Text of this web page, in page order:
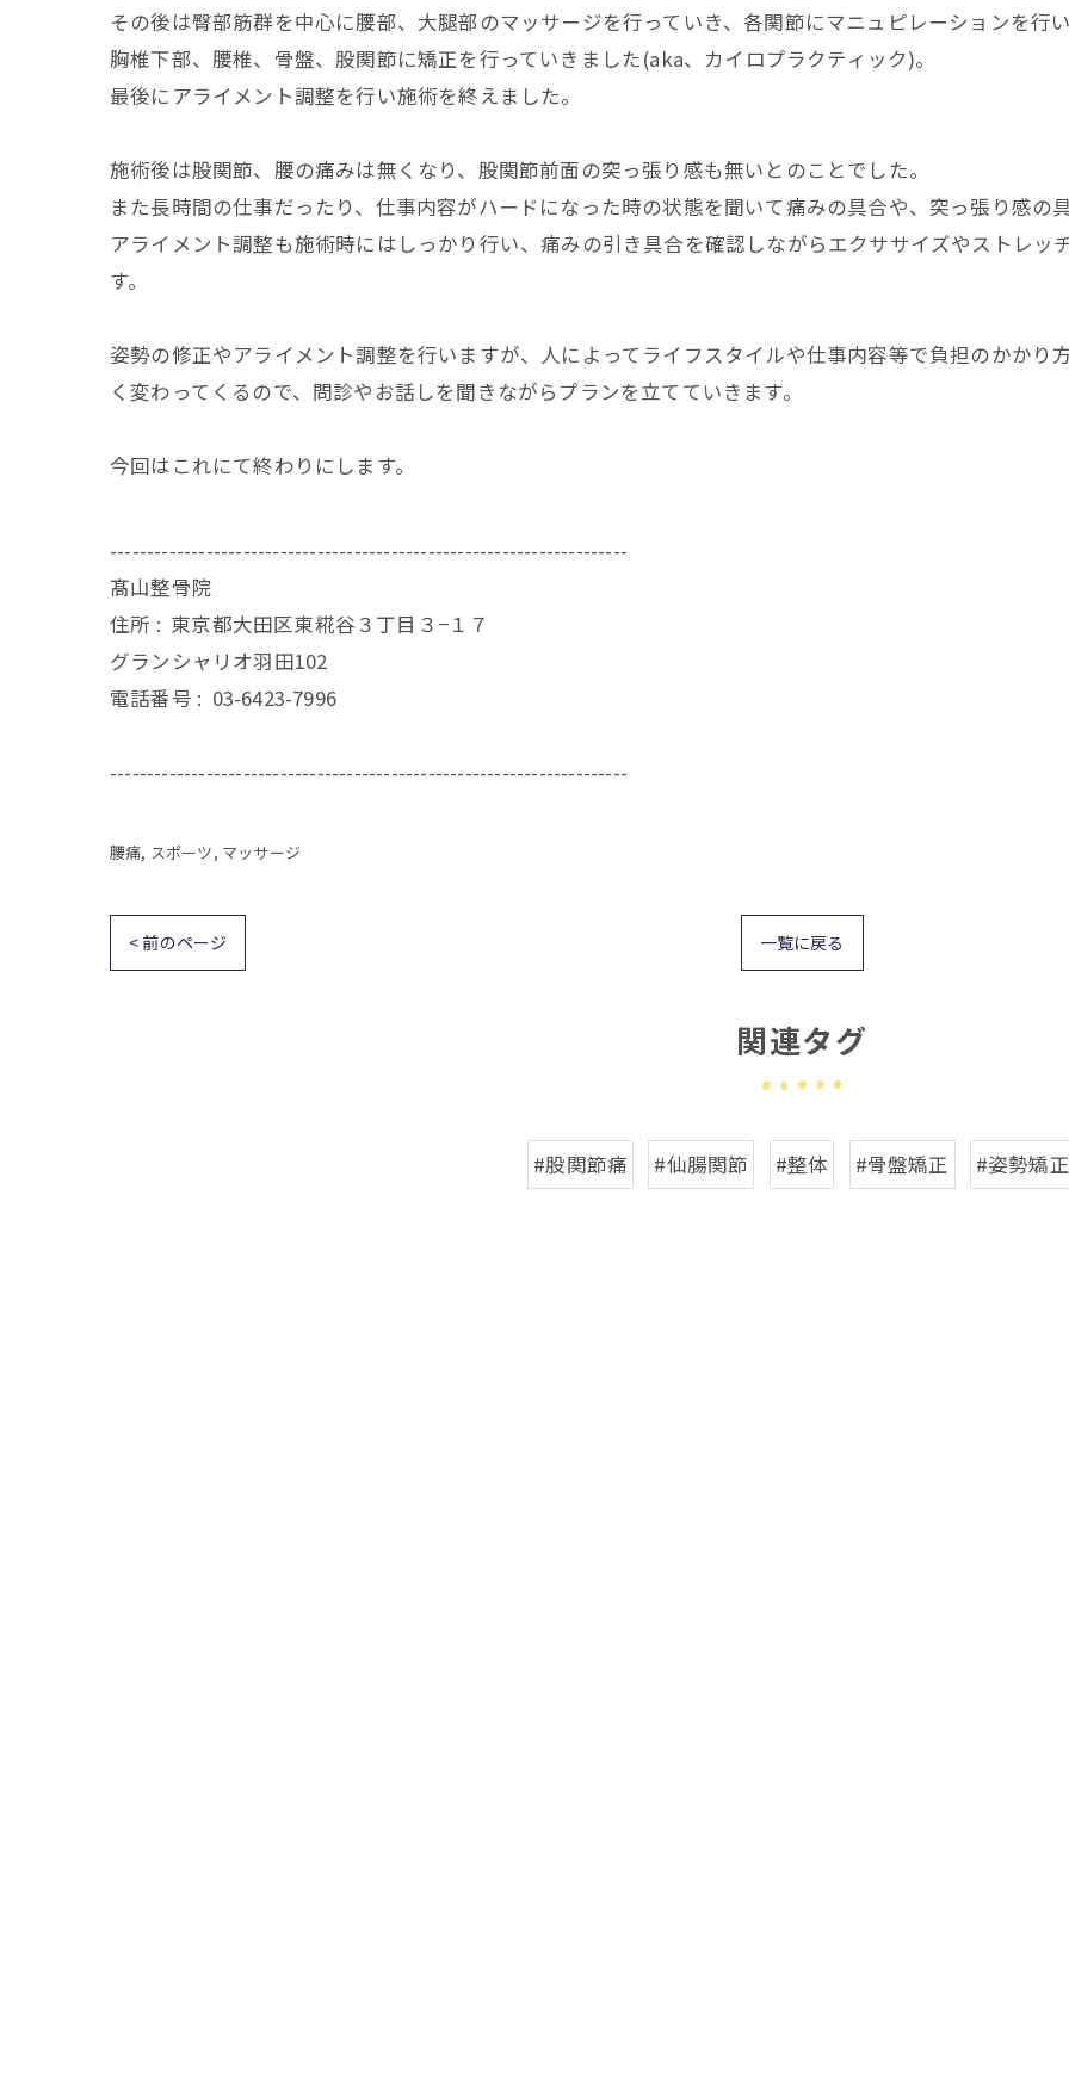
その後は臀部筋群を中心に腰部、大腿部のマッサージを行っていき、各関節にマニュピレーションを行い
胸椎下部、腰椎、骨盤、股関節に矯正を行っていきました(aka、カイロプラクティック)。
最後にアライメント調整を行い施術を終えました。
施術後は股関節、腰の痛みは無くなり、股関節前面の突っ張り感も無いとのことでした。
また長時間の仕事だったり、仕事内容がハードになった時の状態を聞いて痛みの具合や、突っ張り感の
アライメント調整も施術時にはしっかり行い、痛みの引き具合を確認しながらエクササイズやストレッ
す。
姿勢の修正やアライメント調整を行いますが、人によってライフスタイルや仕事内容等で負担のかかり
く変わってくるので、問診やお話しを聞きながらプランを立てていきます。
今回はこれにて終わりにします。
----------------------------------------------------------------------
髙山整骨院
住所 : 東京都大田区東糀谷３丁目３−１７
グランシャリオ羽田102
電話番号 : 03-6423-7996
----------------------------------------------------------------------
腰痛 スポーツ マッサージ
< 前のページ 一覧に戻る
関連タグ
#股関節痛 #仙腸関節 #整体 #骨盤矯正 #姿勢矯正